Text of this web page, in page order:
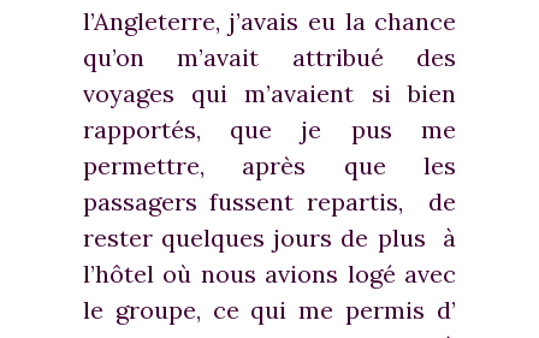
l’Angleterre, j’avais eu la chance
qu’on m’avait attribué des
voyages qui m’avaient si bien
rapportés, que je pus me
permettre, après que les
passagers fussent repartis, de
rester quelques jours de plus à
l’hôtel où nous avions logé avec
le groupe, ce qui me permis d’